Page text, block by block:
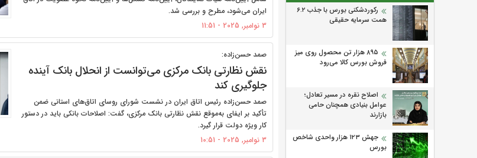
رکوردشکنی بورس با جذب ۶.۲
همت سرمایه حقیقی
۸۹۵ هزار تن محصول روی میز
فروش بورس کالا می‌‌رود
اصلاح نقره در مسیر تعادل؛
عوامل بنیادی همچنان حامی
بازارند
جهش ۱۲۳ هزار واحدی شاخص
بورس
ایران می‌شود، مطرح و بررسی شد.
3 نوامبر, 2025 - 11:51
صمد حسن‌زاده:
نقش نظارتی بانک مرکزی می‌توانست از انحلال بانک آینده
جلوگیری کند
صمد حسن‌زاده رئیس اتاق ایران در نشست شورای روسای اتاق‌های استانی ضمن
تأکید بر ایفای به‌موقع نقش نظارتی بانک مرکزی، گفت: اصلاحات بانکی باید در دستور
کار ویژه دولت قرار گیرد.
3 نوامبر, 2025 - 10:51